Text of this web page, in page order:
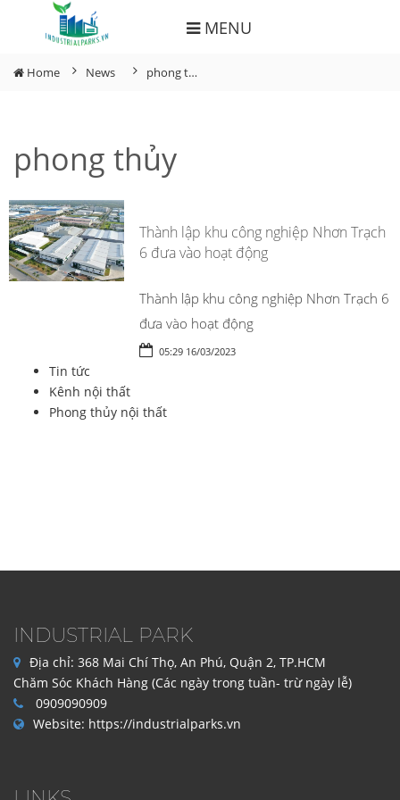
MENU
Home News phong thủy
Tin tức
Kênh nội thất
Phong thủy nội thất
phong thủy
Thành lập khu công nghiệp Nhơn Trạch
6 đưa vào hoạt động
Thành lập khu công nghiệp Nhơn Trạch 6
đưa vào hoạt động
05:29 16/03/2023
INDUSTRIAL PARK
Địa chỉ: 368 Mai Chí Thọ, An Phú, Quận 2, TP.HCM
Chăm Sóc Khách Hàng (Các ngày trong tuần- trừ ngày lễ)
0909090909
Website: https://industrialparks.vn